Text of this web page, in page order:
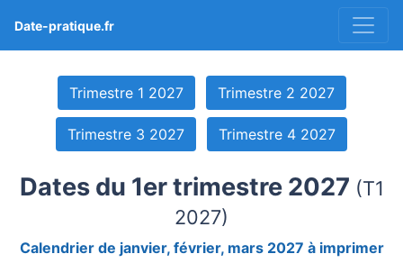
Date-pratique.fr
Trimestre 1 2027 Trimestre 2 2027
Trimestre 3 2027 Trimestre 4 2027
Dates du 1er trimestre 2027 (T1
2027)
Calendrier de janvier, février, mars 2027 à imprimer